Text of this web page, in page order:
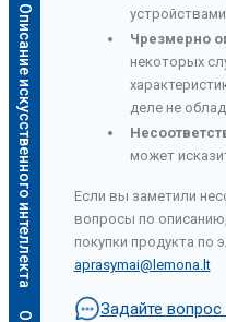
Описание искусственного интеллекта
Чрезмерно
некоторых
деле не
может
Если вы заметили
вопросы по
покупки продукта по
aprasymai@lemona.lt
Задайте